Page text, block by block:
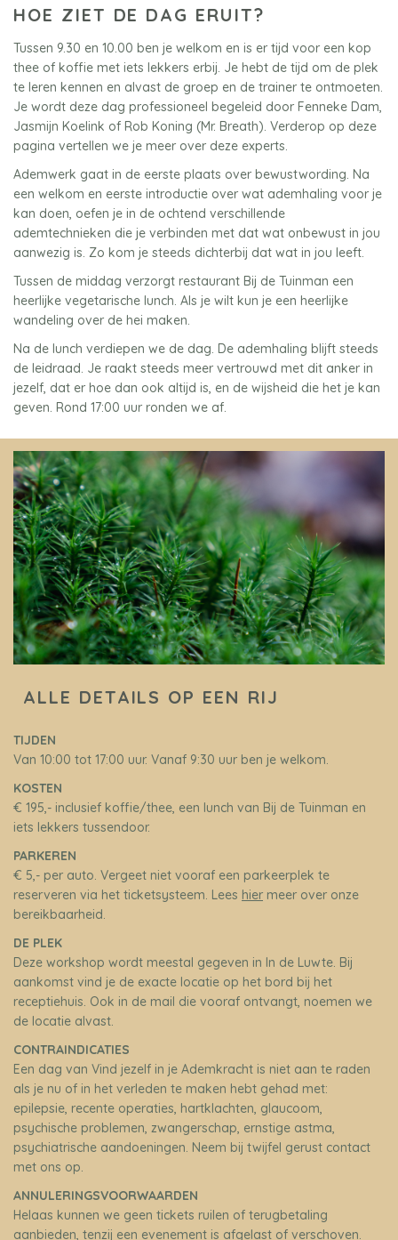
HOE ZIET DE DAG ERUIT?
Tussen 9.30 en 10.00 ben je welkom en is er tijd voor een kop
thee of koffie met iets lekkers erbij. Je hebt de tijd om de plek
te leren kennen en alvast de groep en de trainer te ontmoeten.
Je wordt deze dag professioneel begeleid door Fenneke Dam,
Jasmijn Koelink of Rob Koning (Mr. Breath). Verderop op deze
pagina vertellen we je meer over deze experts.
Ademwerk gaat in de eerste plaats over bewustwording. Na
een welkom en eerste introductie over wat ademhaling voor je
kan doen, oefen je in de ochtend verschillende
ademtechnieken die je verbinden met dat wat onbewust in jou
aanwezig is. Zo kom je steeds dichterbij dat wat in jou leeft.
Tussen de middag verzorgt restaurant Bij de Tuinman een
heerlijke vegetarische lunch. Als je wilt kun je een heerlijke
wandeling over de hei maken.
Na de lunch verdiepen we de dag. De ademhaling blijft steeds
de leidraad. Je raakt steeds meer vertrouwd met dit anker in
jezelf, dat er hoe dan ook altijd is, en de wijsheid die het je kan
geven. Rond 17:00 uur ronden we af.
ALLE DETAILS OP EEN RIJ
TIJDEN
Van 10:00 tot 17:00 uur. Vanaf 9:30 uur ben je welkom.
KOSTEN
€ 195,- inclusief koffie/thee, een lunch van Bij de Tuinman en
iets lekkers tussendoor.
PARKEREN
€ 5,- per auto. Vergeet niet vooraf een parkeerplek te
reserveren via het ticketsysteem. Lees hier meer over onze
bereikbaarheid.
DE PLEK
Deze workshop wordt meestal gegeven in In de Luwte. Bij
aankomst vind je de exacte locatie op het bord bij het
receptiehuis. Ook in de mail die vooraf ontvangt, noemen we
de locatie alvast.
CONTRAINDICATIES
Een dag van Vind jezelf in je Ademkracht is niet aan te raden
als je nu of in het verleden te maken hebt gehad met:
epilepsie, recente operaties, hartklachten, glaucoom,
psychische problemen, zwangerschap, ernstige astma,
psychiatrische aandoeningen. Neem bij twijfel gerust contact
met ons op.
ANNULERINGSVOORWAARDEN
Helaas kunnen we geen tickets ruilen of terugbetaling
aanbieden, tenzij een evenement is afgelast of verschoven.